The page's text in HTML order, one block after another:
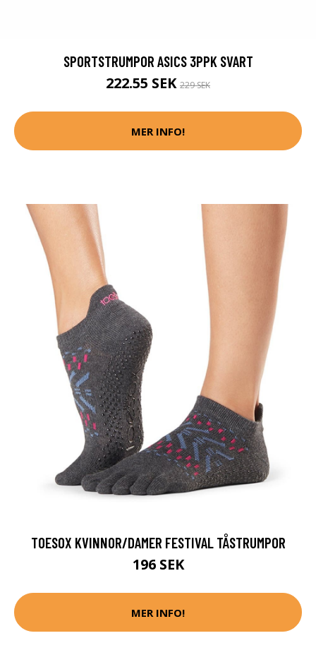
SPORTSTRUMPOR ASICS 3PPK SVART
222.55 SEK 229 SEK
MER INFO!
TOESOX KVINNOR/DAMER FESTIVAL TÅSTRUMPOR
196 SEK
MER INFO!